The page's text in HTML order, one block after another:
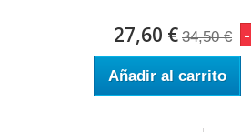
27,60 € 34,50 €
Añadir al carrito